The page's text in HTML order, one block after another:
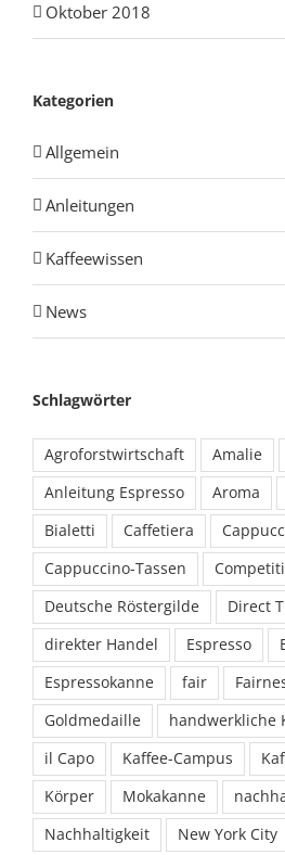
Oktober 2018
Kategorien
Allgemein
Anleitungen
Kaffeewissen
News
Schlagwörter
Agroforstwirtschaft Amalie
Anleitung Espresso
Aroma
Bialetti
Caffetiera
Cappuccino-Tassen
Deutsche Röstergilde
Direct
direkter Handel
Espresso
Espressokanne
fair
Goldmedaille
handwerkliche
il Capo
Kaffee-Campus
Körper
Mokakanne
Nachhaltigkeit
New York City